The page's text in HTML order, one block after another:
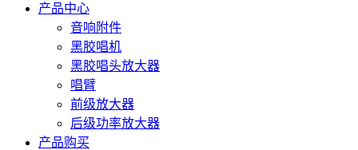
产品中心
音响附件
黑胶唱机
黑胶唱头放大器
唱臂
前级放大器
后级功率放大器
产品购买